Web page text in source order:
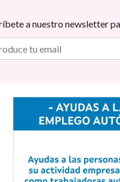
a nuestro newsletter